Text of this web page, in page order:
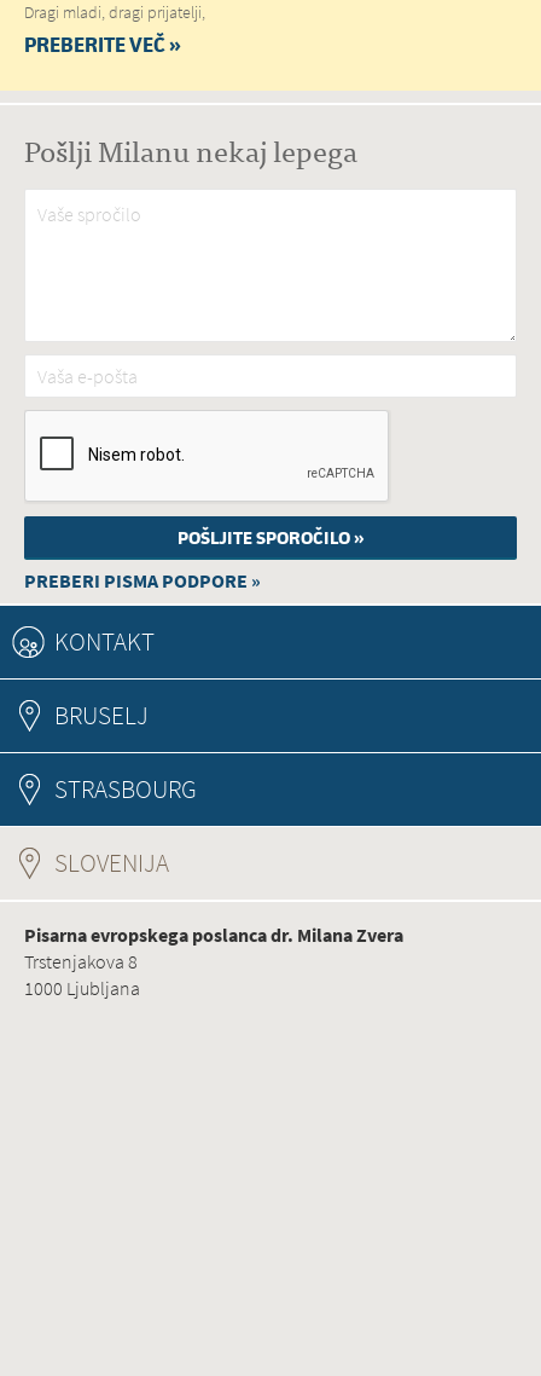
Dragi mladi, dragi prijatelji,
PREBERITE VEČ »
Pošlji Milanu nekaj lepega
Vaše spročilo*
Vaša e-pošta*
PREBERI PISMA PODPORE »
KONTAKT
BRUSELJ
STRASBOURG
SLOVENIJA
Pisarna evropskega poslanca dr. Milana Zvera
Trstenjakova 8
1000 Ljubljana